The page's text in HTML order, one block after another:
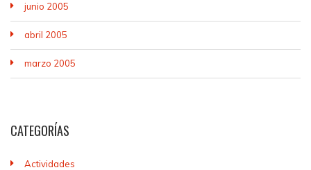
junio 2005
abril 2005
marzo 2005
CATEGORÍAS
Actividades